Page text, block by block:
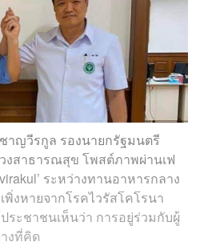
ญวีรกูล รองนายกรัฐมนตรี
งสาธารณสุข โพสต์ภาพผ่านเฟ
ระหว่างทานอาหารกลาง
งหายจากโรคไวรัสโคโรนา
ระชาชนเห็นว่า การอยู่ร่วมกับผู้
งที่คิด